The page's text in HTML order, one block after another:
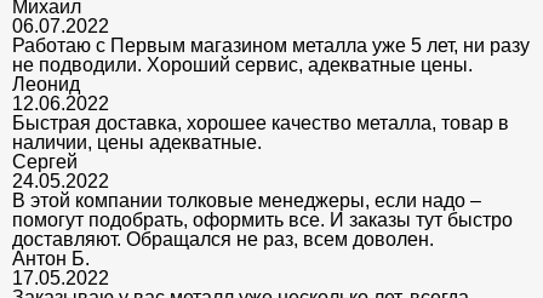
Михаил
06.07.2022
Работаю с Первым магазином металла уже 5 лет, ни разу
не подводили. Хороший сервис, адекватные цены.
Леонид
12.06.2022
Быстрая доставка, хорошее качество металла, товар в
наличии, цены адекватные.
Сергей
24.05.2022
В этой компании толковые менеджеры, если надо –
помогут подобрать, оформить все. И заказы тут быстро
доставляют. Обращался не раз, всем доволен.
Антон Б.
17.05.2022